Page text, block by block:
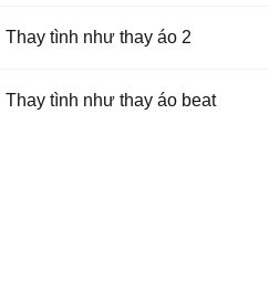
Thay tình như thay áo 2
Thay tình như thay áo beat